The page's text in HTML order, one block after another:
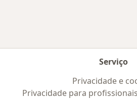
Serviço
Privacidade e
Privacidade para